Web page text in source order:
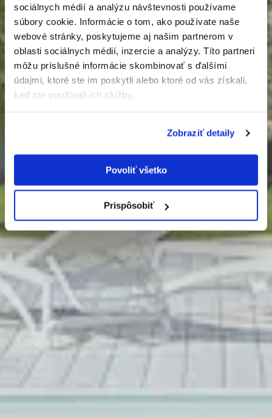
sociálnych médií a analýzu návštevnosti používame
súbory cookie. Informácie o tom, ako používate naše
webové stránky, poskytujeme aj našim partnerom v
oblasti sociálnych médií, inzercie a analýzy. Títo partneri
môžu príslušné informácie skombinovať s ďalšími
údajmi, ktoré ste im poskytli alebo ktoré od vás získali,
keď ste používali ich služby.
Zobraziť detaily
Povoliť všetko
Prispôsobiť
Odoslaním tohto formulára súhlasíte so
spracúvaním osobných údajov.
Luxusný chalet
-
Donovaly
Dizajnová vila
-
Ivanka pri Dunaji
Smart vila s
bazénom
-
Pezinok
Luxusný chalet
-
Donovaly
Dizajnová vila
-
Ivanka pri Dunaji